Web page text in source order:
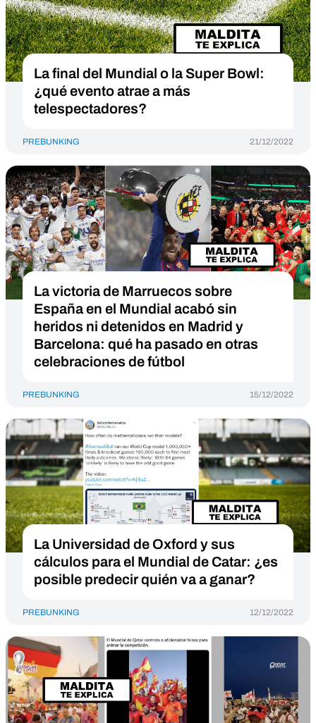
La final del Mundial o la Super Bowl:
¿qué evento atrae a más
telespectadores?
PREBUNKING 21/12/2022
La victoria de Marruecos sobre
España en el Mundial acabó sin
heridos ni detenidos en Madrid y
Barcelona: qué ha pasado en otras
celebraciones de fútbol
PREBUNKING 15/12/2022
La Universidad de Oxford y sus
cálculos para el Mundial de Catar: ¿es
posible predecir quién va a ganar?
PREBUNKING 12/12/2022